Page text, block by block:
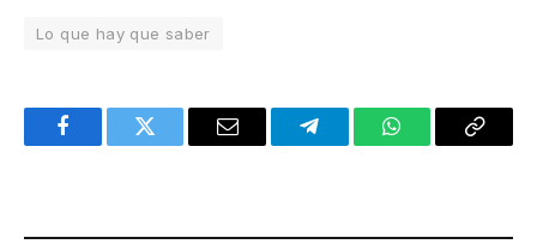
Lo que hay que saber
FacebookTwitter Email TelegramWhatsAppCopy